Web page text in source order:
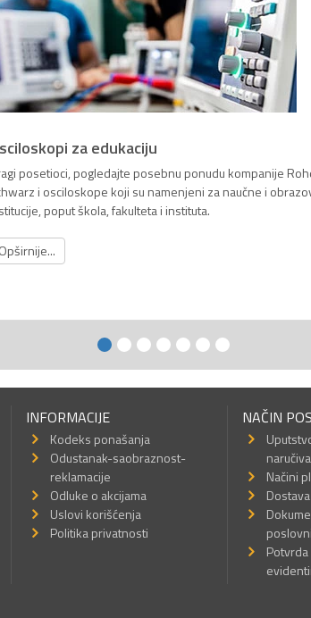
za edukaciju
posetioci, pogledajte posebnu ponudu kompanije
i osciloskope koji su namenjeni za naučne i
poput škola, fakulteta i instituta.
Opširnije...
INFORMACIJE
Kodeks ponašanja
Odustanak-saobraznost-
reklamacije
Odluke o akcijama
Uslovi korišćenja
Politika privatnosti
NAČIN
Načini